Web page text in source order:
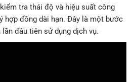
tra thái độ và hiệu suất công
hợp đồng dài hạn. Đây là một bước
đầu tiên sử dụng dịch vụ.